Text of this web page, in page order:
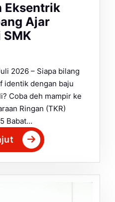
Eksentrik
Ajar
2026 – Siapa bilang
identik dengan baju
Coba deh mampir ke
Ringan (TKR)
Babat…